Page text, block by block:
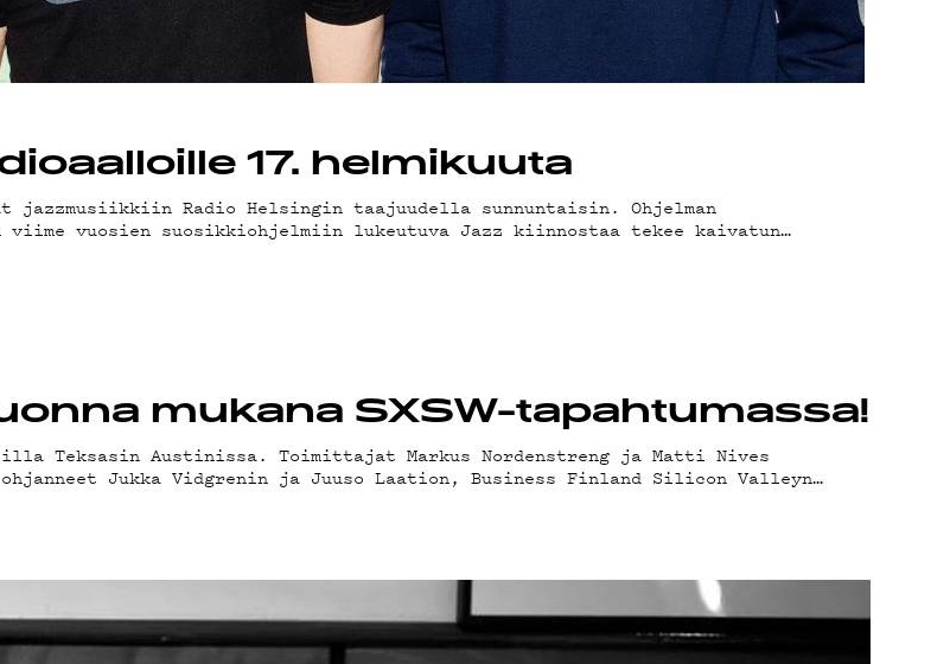
17. helmikuuta
jazzmusiikkiin Radio Helsingin taajuudella sunnuntaisin. Ohjelman
viime vuosien suosikkiohjelmiin lukeutuva Jazz kiinnostaa tekee kaivatun…
mukana SXSW-tapahtumassa!
Teksasin Austinissa. Toimittajat Markus Nordenstreng ja Matti Nives
Jukka Vidgrenin ja Juuso Laation, Business Finland Silicon Valleyn…